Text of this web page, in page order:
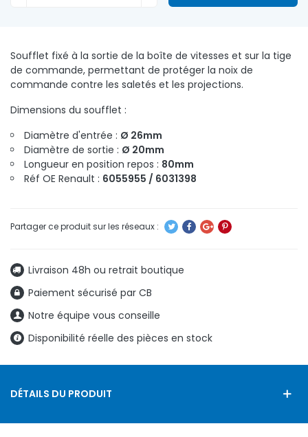
Soufflet fixé à la sortie de la boîte de vitesses et sur la tige
de commande, permettant de protéger la noix de
commande contre les saletés et les projections.
Dimensions du soufflet :
Diamètre d'entrée : Ø 26mm
Diamètre de sortie : Ø 20mm
Longueur en position repos : 80mm
Réf OE Renault : 6055955 / 6031398
Livraison 48h ou retrait boutique
Paiement sécurisé par CB
Notre équipe vous conseille
Disponibilité réelle des pièces en stock
DÉTAILS DU PRODUIT